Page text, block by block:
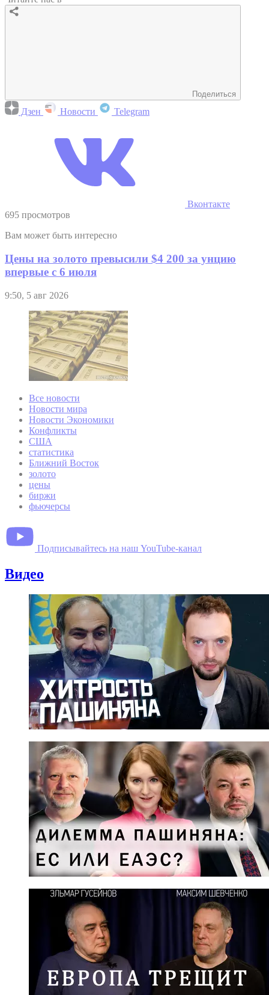
Поделиться
Дзен Новости Telegram
Вконтакте
695 просмотров
Вам может быть интересно
Цены на золото превысили $4 200 за унцию
впервые с 6 июля
9:50, 5 авг 2026
Все новости
Новости мира
Новости Экономики
Конфликты
США
статистика
Ближний Восток
золото
цены
биржи
фьючерсы
Подписывайтесь на наш YouTube-канал
Видео